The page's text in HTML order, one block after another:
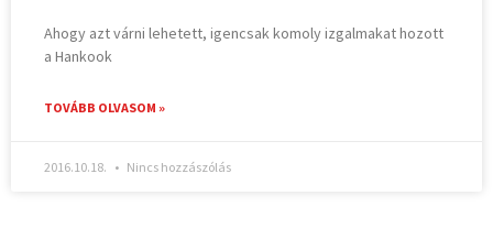
Ahogy azt várni lehetett, igencsak komoly izgalmakat hozott
a Hankook
TOVÁBB OLVASOM »
2016.10.18. Nincs hozzászólás